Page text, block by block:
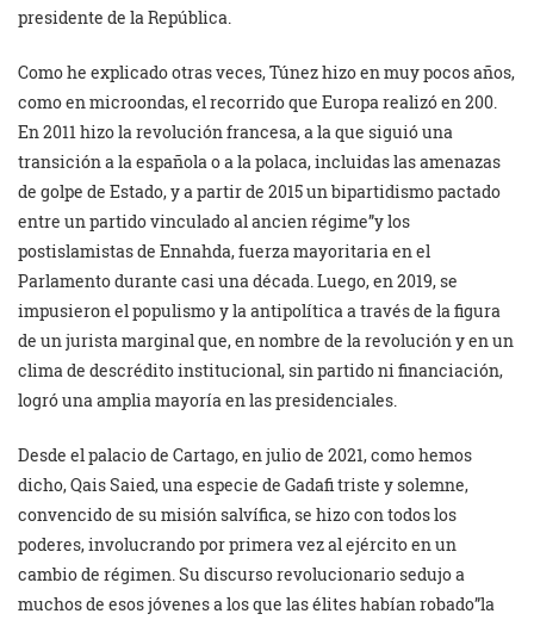
presidente de la República.
Como he explicado otras veces, Túnez hizo en muy pocos años,
como en microondas, el recorrido que Europa realizó en 200.
En 2011 hizo la revolución francesa, a la que siguió una
transición a la española o a la polaca, incluidas las amenazas
de golpe de Estado, y a partir de 2015 un bipartidismo pactado
entre un partido vinculado al ancien régime”y los
postislamistas de Ennahda, fuerza mayoritaria en el
Parlamento durante casi una década. Luego, en 2019, se
impusieron el populismo y la antipolítica a través de la figura
de un jurista marginal que, en nombre de la revolución y en un
clima de descrédito institucional, sin partido ni financiación,
logró una amplia mayoría en las presidenciales.
Desde el palacio de Cartago, en julio de 2021, como hemos
dicho, Qais Saied, una especie de Gadafi triste y solemne,
convencido de su misión salvífica, se hizo con todos los
poderes, involucrando por primera vez al ejército en un
cambio de régimen. Su discurso revolucionario sedujo a
muchos de esos jóvenes a los que las élites habían robado”la